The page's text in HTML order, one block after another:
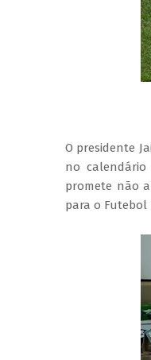
O presidente
no
promete não
para o Futebol